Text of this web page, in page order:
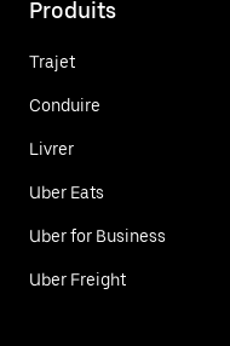
Produits
Trajet
Conduire
Livrer
Uber Eats
Uber for Business
Uber Freight